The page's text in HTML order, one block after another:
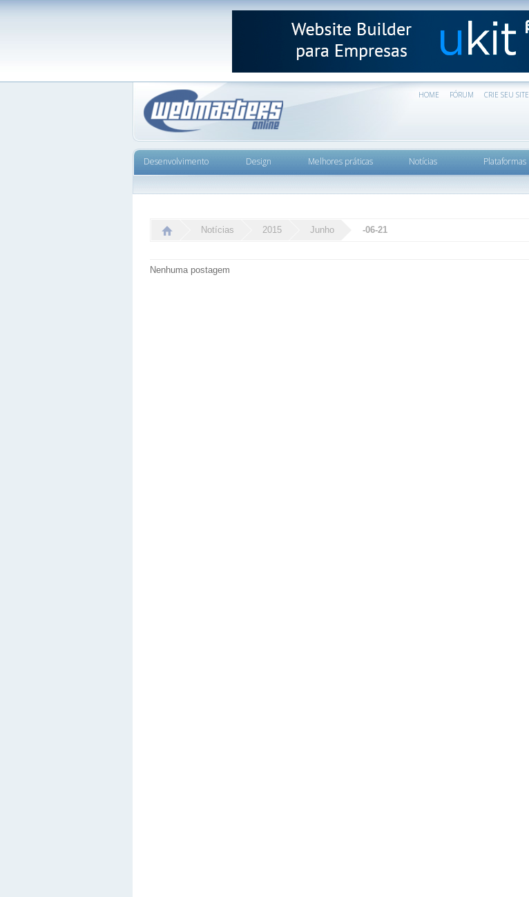
HOME FÓRUM CRIE SEU SITE
Desenvolvimento Design Melhores práticas Notícias Plataformas
Notícias 2015 Junho -06-21
Nenhuma postagem